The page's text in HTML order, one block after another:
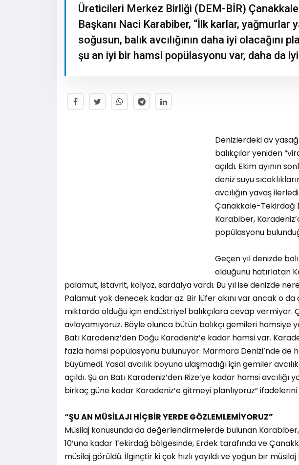
Üreticileri Merkez Birliği (DEM-BİR)
Başkanı Naci Karabiber, “İlk karlar, yağmurlar
soğusun, balık avcılığının daha iyi olacağını
şu an iyi bir hamsi popülasyonu var, daha da
Denizlerdeki av
balıkçılar yeniden
açıldı. Ekim ayının
deniz suyu
avcılığın yavaş
Çanakkale-Tekirdağ
Karabiber,
popülasyonu
Geçen yıl denizde
olduğunu hatırlatan
palamut, istavrit, kolyoz, sardalya vardı. Bu yıl ise denizde
Palamut yok denecek kadar az. Bir lüfer akını var ancak o da
miktarda olduğu için endüstriyel balıkçılara cevap vermiyor.
avlayamıyoruz. Böyle olunca bütün balıkçı gemileri hamsiye
Batı Karadeniz’den Doğu Karadeniz’e kadar hamsi var.
fazla hamsi popülasyonu bulunuyor. Marmara Denizi’nde de
büyümedi. Yasal avcılık boyuna ulaşmadığı için gemiler
açıldı. Şu an Batı Karadeniz’den Rize’ye kadar hamsi avcılığı
birkaç güne kadar Karadeniz’e gitmeyi planlıyoruz” ifadelerini
“ŞU AN MÜSİLAJI HİÇBİR YERDE GÖZLEMLEMİYORUZ”
Müsilaj konusunda da değerlendirmelerde bulunan Karabiber,
10’una kadar Tekirdağ bölgesinde, Erdek tarafında ve
müsilaj görüldü. İlginçtir ki çok hızlı yayıldı ve yoğun bir